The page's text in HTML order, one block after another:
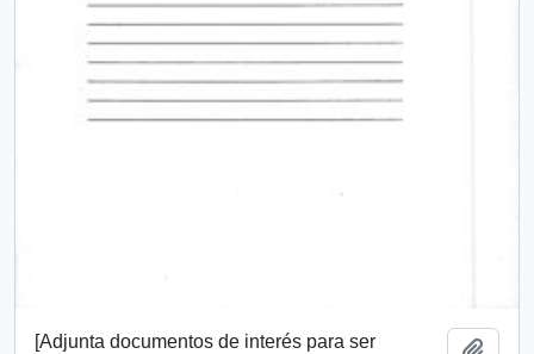
[Adjunta documentos de interés para ser